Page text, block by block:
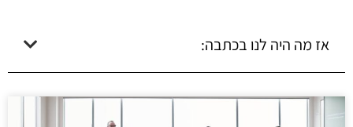
אז מה היה לנו בכתבה: